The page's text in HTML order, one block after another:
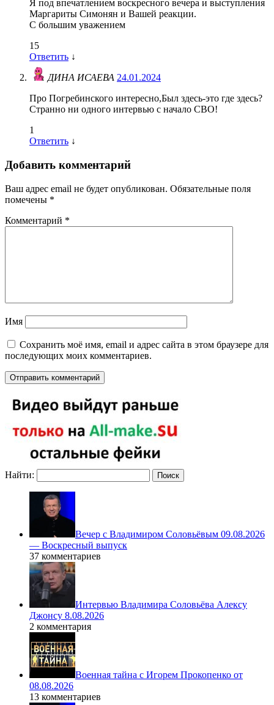
Я под впечатлением воскресного вечера и выступления
Маргариты Симонян и Вашей реакции.
С большим уважением
15
Ответить ↓
ДИНА ИСАЕВА 24.01.2024
Про Погребинского интересно,Был здесь-это где здесь?
Странно ни одного интервью с начало СВО!
1
Ответить ↓
Добавить комментарий
Ваш адрес email не будет опубликован. Обязательные поля
помечены *
Комментарий *
Имя
Сохранить моё имя, email и адрес сайта в этом браузере для
последующих моих комментариев.
Найти:
Вечер с Владимиром Соловьёвым 09.08.2026
— Воскресный выпуск
37 комментариев
Интервью Владимира Соловьёва Алексу
Джонсу 8.08.2026
2 комментария
Военная тайна с Игорем Прокопенко от
08.08.2026
13 комментариев